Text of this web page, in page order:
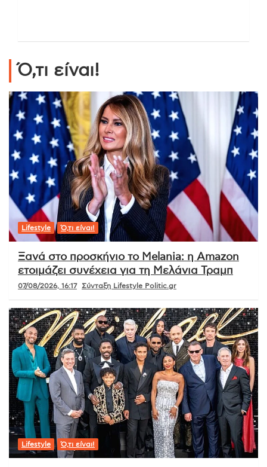
Ό,τι είναι!
Lifestyle Ό,τι είναι!
Ξανά στο προσκήνιο το Melania: η Amazon
ετοιμάζει συνέχεια για τη Μελάνια Τραμπ
07/08/2026, 16:17 Σύνταξη Lifestyle Politic.gr
Lifestyle Ό,τι είναι!